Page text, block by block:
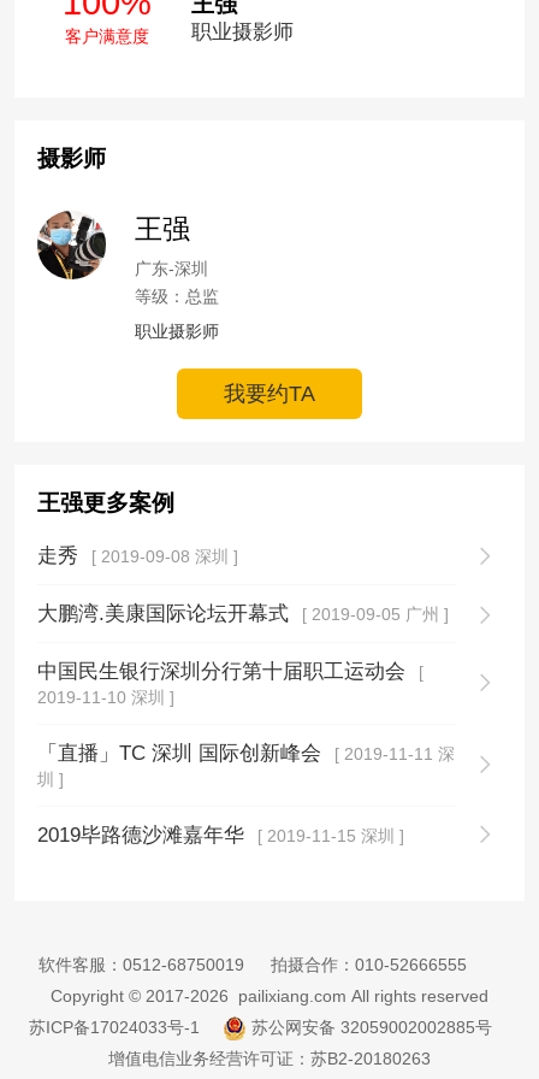
客户满意度 职业摄影师
摄影师
王强
广东-深圳
等级：总监
职业摄影师
我要约TA
王强更多案例
走秀 [ 2019-09-08 深圳 ]
大鹏湾.美康国际论坛开幕式 [ 2019-09-05 广州 ]
中国民生银行深圳分行第十届职工运动会
[
2019-11-10 深圳 ]
「直播」TC 深圳 国际创新峰会
[ 2019-11-11 深
圳 ]
2019毕路德沙滩嘉年华 [ 2019-11-15 深圳 ]
软件客服： 0512-68750019 拍摄合作： 010-52666555
Copyright © 2017-2026 pailixiang.com All rights reserved
苏ICP备17024033号-1
苏公网安备 32059002002885号
增值电信业务经营许可证：苏B2-20180263